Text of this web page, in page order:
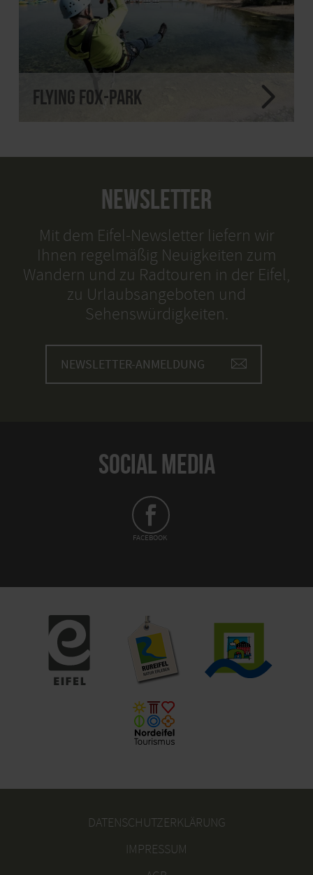
Flying Fox-Park
NEWSLETTER
Mit dem Eifel-Newsletter liefern wir
Ihnen regelmäßig Neuigkeiten zum
Wandern und zu Radtouren in der Eifel,
zu Urlaubsangeboten und
Sehenswürdigkeiten.
NEWSLETTER-ANMELDUNG
SOCIAL MEDIA
FACEBOOK
DATENSCHUTZERKLÄRUNG
IMPRESSUM